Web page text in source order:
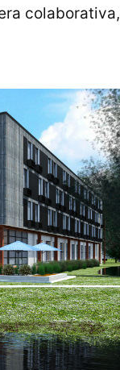
colaborativa,